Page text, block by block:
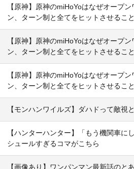
【原神】原神のmiHoYoはなぜオープ
ン、ターン制と全てをヒットさせるこ
【原神】原神のmiHoYoはなぜオープ
ン、ターン制と全てをヒットさせるこ
【原神】原神のmiHoYoはなぜオープ
ン、ターン制と全てをヒットさせるこ
【モンハンワイルズ】ダハドって敵視
【ハンターハンター】「もう機関車に
シュールすぎるコマがこちら
【画像あり】ワンパンマン最新話のと